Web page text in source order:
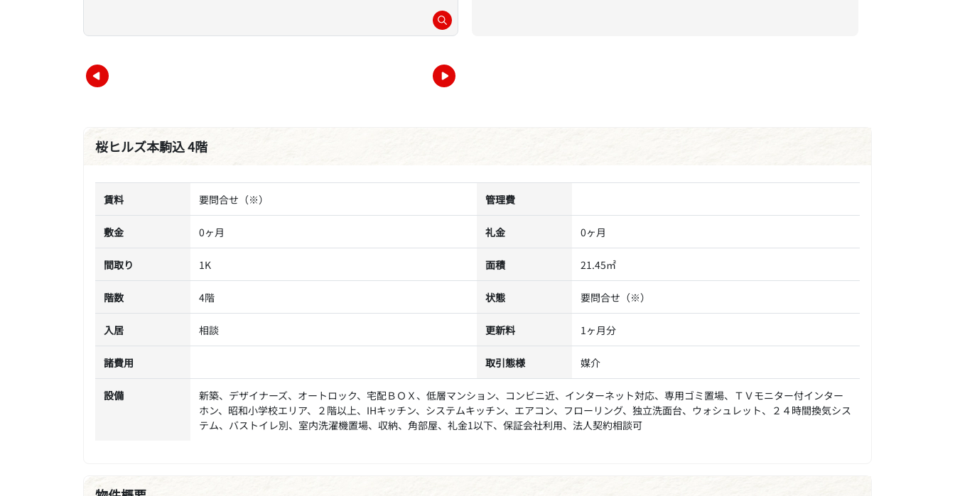
桜ヒルズ本駒込 4階
賃料 要問合せ（※） 管理費
敷金 0ヶ月 礼金 0ヶ月
間取り 1K 面積 21.45㎡
階数 4階 状態 要問合せ（※）
入居 相談 更新料 1ヶ月分
諸費用 取引態様 媒介
設備
新築、デザイナーズ、オートロック、宅配ＢＯＸ、低層マンション、コンビニ近、インターネット対応、専用ゴミ置場、ＴＶモニター付インター
ホン、昭和小学校エリア、２階以上、IHキッチン、システムキッチン、エアコン、フローリング、独立洗面台、ウォシュレット、２４時間換気シス
テム、バストイレ別、室内洗濯機置場、収納、角部屋、礼金1以下、保証会社利用、法人契約相談可